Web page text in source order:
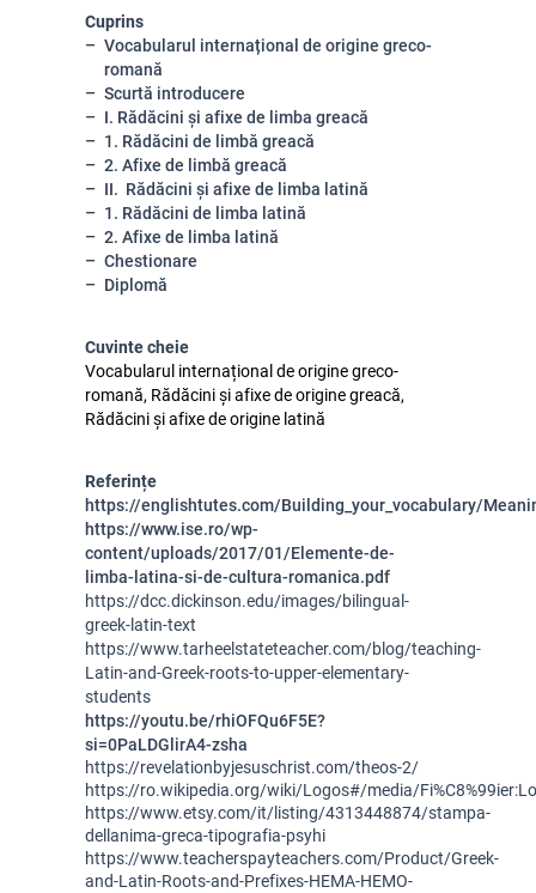
Cuprins
Vocabularul internațional de origine greco-
romană
Scurtă introducere
I. Rădăcini și afixe de limba greacă
1. Rădăcini de limbă greacă
2. Afixe de limbă greacă
II. Rădăcini și afixe de limba latină
1. Rădăcini de limba latină
2. Afixe de limba latină
Chestionare
Diplomă
Cuvinte cheie
Vocabularul internațional de origine greco-
romană, Rădăcini și afixe de origine greacă,
Rădăcini și afixe de origine latină
Referințe
https://englishtutes.com/Building_your_vocabulary/
https://www.ise.ro/wp-
content/uploads/2017/01/Elemente-de-
limba-latina-si-de-cultura-romanica.pdf
https://dcc.dickinson.edu/images/bilingual-
greek-latin-text
https://www.tarheelstateteacher.com/blog/teaching-
Latin-and-Greek-roots-to-upper-elementary-
students
https://youtu.be/rhiOFQu6F5E?
si=0PaLDGlirA4-zsha
https://revelationbyjesuschrist.com/theos-2/
https://ro.wikipedia.org/wiki/Logos#/media/
https://www.etsy.com/it/listing/4313448874/stampa-
dellanima-greca-tipografia-psyhi
https://www.teacherspayteachers.com/Product/Greek-
and-Latin-Roots-and-Prefixes-HEMA-HEMO-